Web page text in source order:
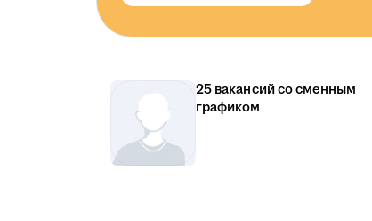
25 вакансий со сменным
графиком